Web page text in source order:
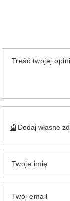
Treść twojej
Dodaj własne
Twoje imię
Twój email